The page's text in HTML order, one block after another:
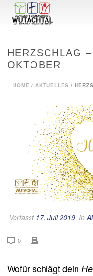
HERZSCHLAG
OKTOBER
HOME / AKTUELLES /
Verfasst 17. Juli 2019 In
0
Wofür schlägt dein